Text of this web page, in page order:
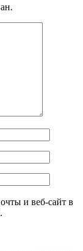
и веб-сайт в